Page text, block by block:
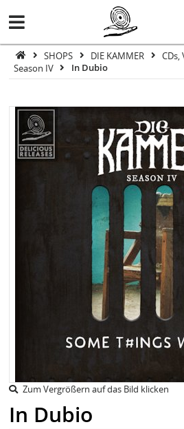
SHOPS DIE KAMMER
Season IV
In Dubio
Zum Vergrößern auf das Bild klicken
In Dubio